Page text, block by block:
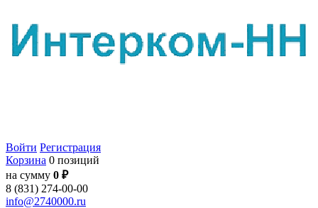
Войти Регистрация
Корзина 0 позиций
на сумму 0 ₽
8 (831) 274-00-00
info@2740000.ru